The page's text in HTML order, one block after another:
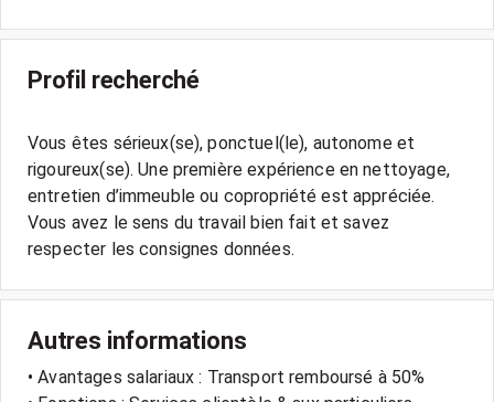
Profil recherché
Vous êtes sérieux(se), ponctuel(le), autonome et
rigoureux(se). Une première expérience en nettoyage,
entretien d’immeuble ou copropriété est appréciée.
Vous avez le sens du travail bien fait et savez
respecter les consignes données.
Autres informations
• Avantages salariaux : Transport remboursé à 50%